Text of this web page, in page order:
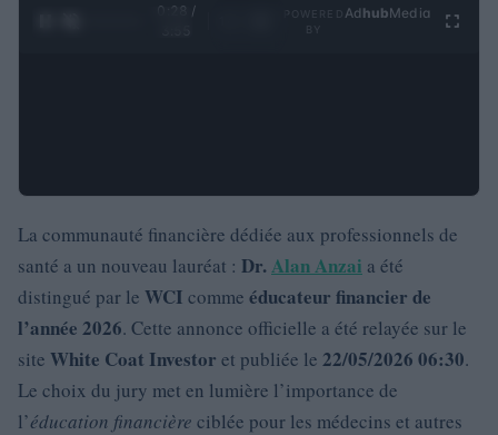
0:29 /
Ad hubMedia
La communauté financière dédiée aux professionnels de
santé a un nouveau lauréat : Dr.Alan Anzai a été
distingué par le WCI comme éducateur financier de
l’année 2026. Cette annonce officielle a été relayée sur le
site White Coat Investor et publiée le 22/05/2026 06:30.
Le choix du jury met en lumière l’importance de
l’éducation financière ciblée pour les médecins et autres